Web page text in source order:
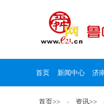
首页 新闻中心 济
首页>> 资讯>>